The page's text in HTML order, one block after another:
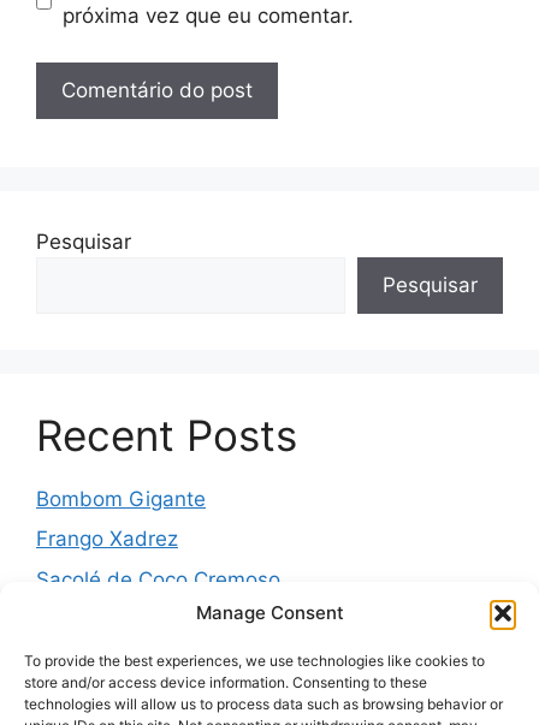
Manage Consent
To provide the best experiences, we use technologies like cookies to
store and/or access device information. Consenting to these
technologies will allow us to process data such as browsing behavior or
próxima vez que eu comentar.
Pesquisar
Pesquisar
Recent Posts
Bombom Gigante
Frango Xadrez
Sacolé de Coco Cremoso
Torta de cebola molhadinha
Pernil Assado com Laranja, Alho e Ervas